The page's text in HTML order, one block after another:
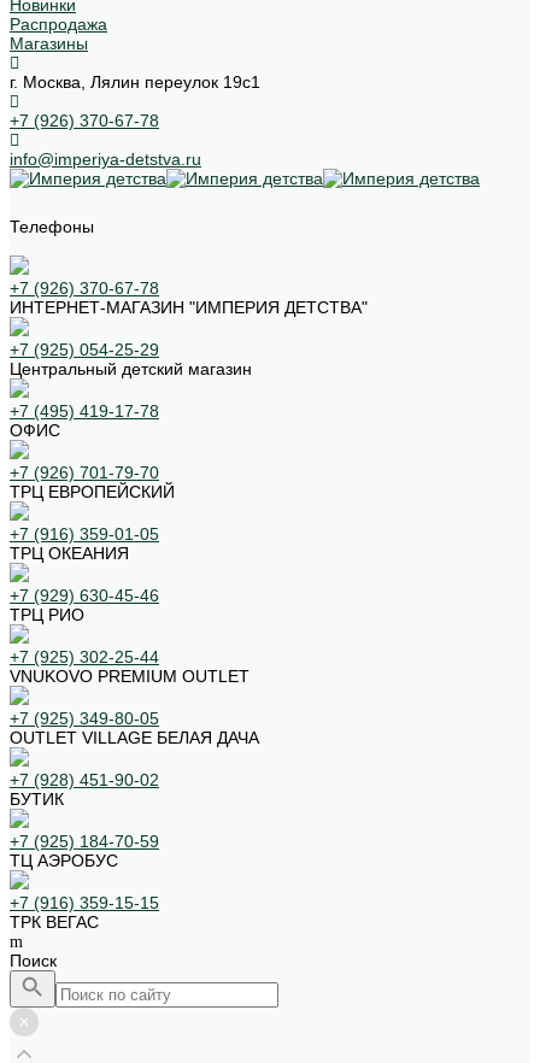
Новинки
Распродажа
Магазины
г. Москва, Лялин переулок 19с1
+7 (926) 370-67-78
info@imperiya-detstva.ru
Телефоны
+7 (926) 370-67-78
ИНТЕРНЕТ-МАГАЗИН "ИМПЕРИЯ ДЕТСТВА"
+7 (925) 054-25-29
Центральный детский магазин
+7 (495) 419-17-78
ОФИС
+7 (926) 701-79-70
ТРЦ ЕВРОПЕЙСКИЙ
+7 (916) 359-01-05
ТРЦ ОКЕАНИЯ
+7 (929) 630-45-46
ТРЦ РИО
+7 (925) 302-25-44
VNUKOVO PREMIUM OUTLET
+7 (925) 349-80-05
OUTLET VILLAGE БЕЛАЯ ДАЧА
+7 (928) 451-90-02
БУТИК
+7 (925) 184-70-59
ТЦ АЭРОБУС
+7 (916) 359-15-15
ТРК ВЕГАС
Поиск